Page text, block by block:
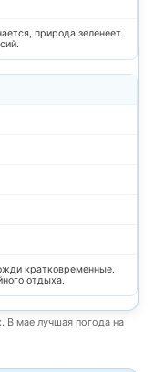
природа зеленеет.
кратковременные.
отдыха.
В мае лучшая погода на